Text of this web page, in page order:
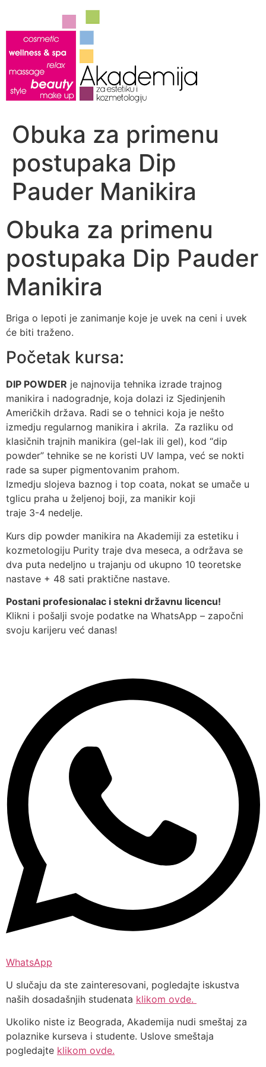
садржај
Obuka za primenu
postupaka Dip
Pauder Manikira
Obuka za primenu
postupaka Dip Pauder
Manikira
Briga o lepoti je zanimanje koje je uvek na ceni i uvek
će biti traženo.
Početak kursa:
DIP POWDER je najnovija tehnika izrade trajnog
manikira i nadogradnje, koja dolazi iz Sjedinjenih
Američkih država. Radi se o tehnici koja je nešto
izmedju regularnog manikira i akrila. Za razliku od
klasičnih trajnih manikira (gel-lak ili gel), kod “dip
powder” tehnike se ne koristi UV lampa, već se nokti
rade sa super pigmentovanim prahom.
Izmedju slojeva baznog i top coata, nokat se umače u
tglicu praha u željenoj boji, za manikir koji
traje 3-4 nedelje.
Kurs dip powder manikira na Akademiji za estetiku i
kozmetologiju Purity traje dva meseca, a održava se
dva puta nedeljno u trajanju od ukupno 10 teoretske
nastave + 48 sati praktične nastave.
Postani profesionalac i stekni državnu licencu!
Klikni i pošalji svoje podatke na WhatsApp – započni
svoju karijeru već danas!
WhatsApp
U slučaju da ste zainteresovani, pogledajte iskustva
naših dosadašnjih studenata klikom ovde.
Ukoliko niste iz Beograda, Akademija nudi smeštaj za
polaznike kurseva i studente. Uslove smeštaja
pogledajte klikom ovde.